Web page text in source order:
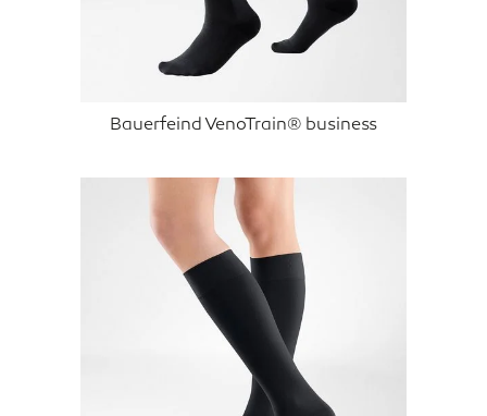
Bauerfeind VenoTrain® business